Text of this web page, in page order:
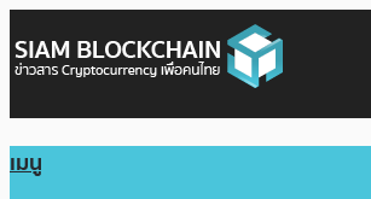
เมนู